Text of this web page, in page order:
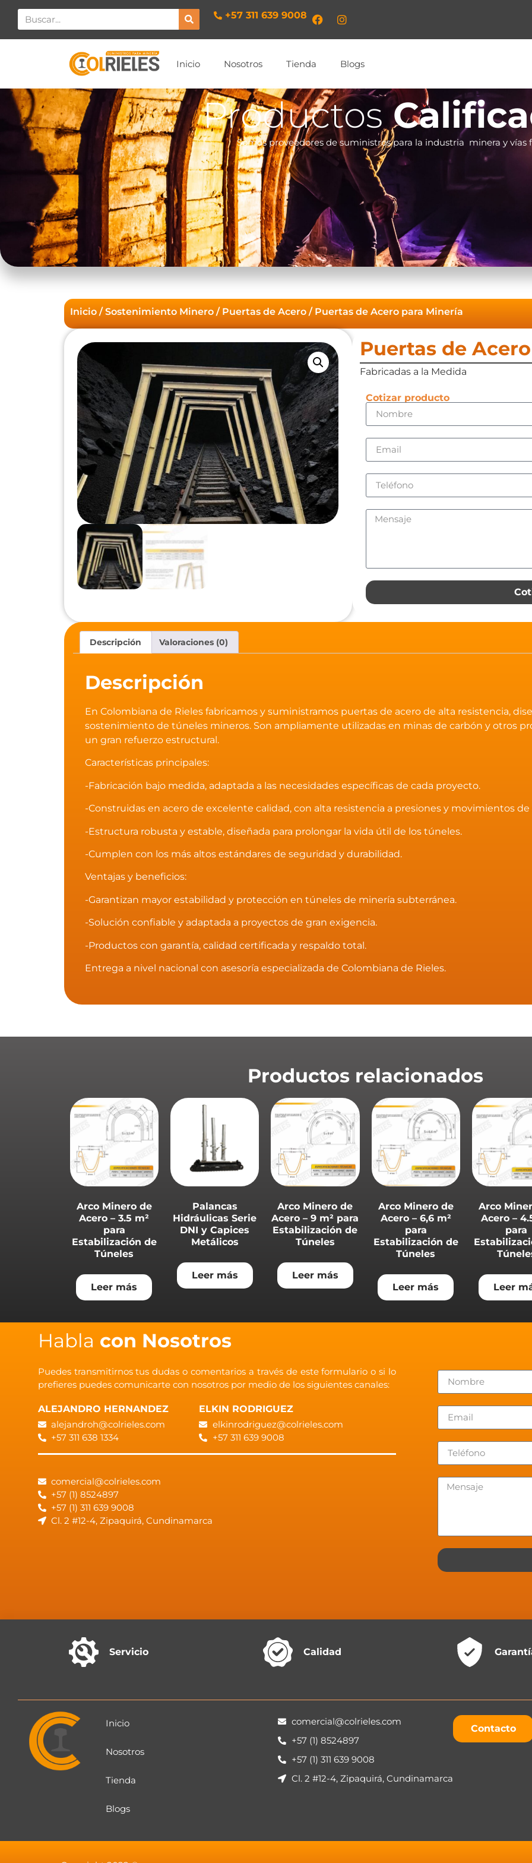
+57 311 639 9008​
Inicio Nosotros Tienda Blogs
Productos
Somos proveedores de suministros para la industria minera y vías
Inicio/Sostenimiento Minero/ Puertas de Acero/ Puertas de Acero para Minería
Puertas de
Fabricadas a la Medida
Cotizar producto
Descripción Valoraciones (0)
Descripción
En Colombiana de Rieles fabricamos y suministramos puertas de acero de alta resistencia,
sostenimiento de túneles mineros. Son ampliamente utilizadas en minas de carbón y otros
un gran refuerzo estructural.
Características principales:
-Fabricación bajo medida, adaptada a las necesidades específicas de cada proyecto.
-Construidas en acero de excelente calidad, con alta resistencia a presiones y movimientos de
-Estructura robusta y estable, diseñada para prolongar la vida útil de los túneles.
-Cumplen con los más altos estándares de seguridad y durabilidad.
Ventajas y beneficios:
-Garantizan mayor estabilidad y protección en túneles de minería subterránea.
-Solución confiable y adaptada a proyectos de gran exigencia.
-Productos con garantía, calidad certificada y respaldo total.
Entrega a nivel nacional con asesoría especializada de Colombiana de Rieles.
Productos relacionados
Arco Minero de
Acero – 3.5 m²
para
Estabilización de
Túneles
Leer más
Palancas
Hidráulicas Serie
DNI y Capices
Metálicos
Leer más
Arco Minero de
Acero – 9 m² para
Estabilización de
Túneles
Leer más
Arco Minero de
Acero – 6,6 m²
para
Estabilización de
Túneles
Leer más
Arco
Acero –
para
Leer
Habla con Nosotros
Puedes transmitirnos tus dudas o comentarios a través de este formulario o si lo
prefieres puedes comunicarte con nosotros por medio de los siguientes canales:
ALEJANDRO HERNANDEZ
alejandroh@colrieles.com
+57 311 638 1334
ELKIN RODRIGUEZ
elkinrodriguez@colrieles.com
+57 311 639 9008
comercial@colrieles.com
+57 (1) 8524897
+57 (1) 311 639 9008
Cl. 2 #12-4, Zipaquirá, Cundinamarca
Servicio Calidad
Inicio
Nosotros
Tienda
Blogs
comercial@colrieles.com
+57 (1) 8524897
+57 (1) 311 639 9008
Cl. 2 #12-4, Zipaquirá, Cundinamarca
Contacto